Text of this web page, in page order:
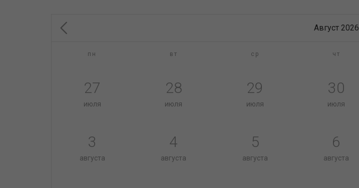
Август 2026
пн вт ср чт
27
июля
28
июля
29
июля
30
июля
3
августа
4
августа
5
августа
6
августа